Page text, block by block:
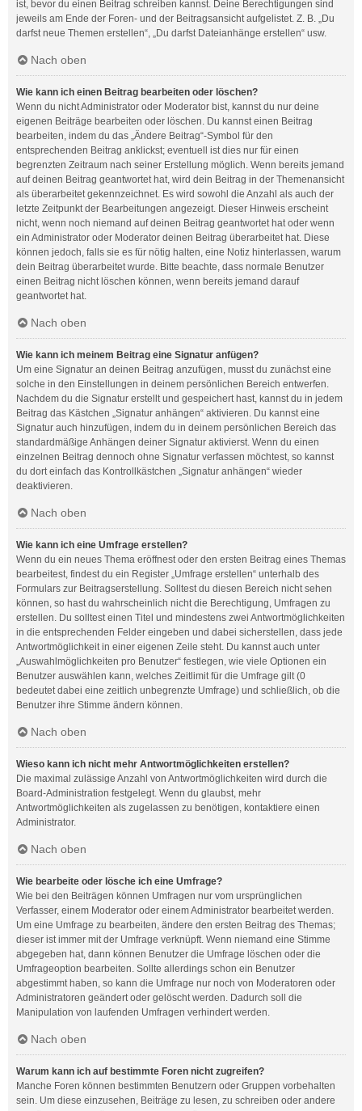
ist, bevor du einen Beitrag schreiben kannst. Deine Berechtigungen sind
jeweils am Ende der Foren- und der Beitragsansicht aufgelistet. Z. B. „Du
darfst neue Themen erstellen“, „Du darfst Dateianhänge erstellen“ usw.
Nach oben
Wie kann ich einen Beitrag bearbeiten oder löschen?
Wenn du nicht Administrator oder Moderator bist, kannst du nur deine
eigenen Beiträge bearbeiten oder löschen. Du kannst einen Beitrag
bearbeiten, indem du das „Ändere Beitrag“-Symbol für den
entsprechenden Beitrag anklickst; eventuell ist dies nur für einen
begrenzten Zeitraum nach seiner Erstellung möglich. Wenn bereits jemand
auf deinen Beitrag geantwortet hat, wird dein Beitrag in der Themenansicht
als überarbeitet gekennzeichnet. Es wird sowohl die Anzahl als auch der
letzte Zeitpunkt der Bearbeitungen angezeigt. Dieser Hinweis erscheint
nicht, wenn noch niemand auf deinen Beitrag geantwortet hat oder wenn
ein Administrator oder Moderator deinen Beitrag überarbeitet hat. Diese
können jedoch, falls sie es für nötig halten, eine Notiz hinterlassen, warum
dein Beitrag überarbeitet wurde. Bitte beachte, dass normale Benutzer
einen Beitrag nicht löschen können, wenn bereits jemand darauf
geantwortet hat.
Nach oben
Wie kann ich meinem Beitrag eine Signatur anfügen?
Um eine Signatur an deinen Beitrag anzufügen, musst du zunächst eine
solche in den Einstellungen in deinem persönlichen Bereich entwerfen.
Nachdem du die Signatur erstellt und gespeichert hast, kannst du in jedem
Beitrag das Kästchen „Signatur anhängen“ aktivieren. Du kannst eine
Signatur auch hinzufügen, indem du in deinem persönlichen Bereich das
standardmäßige Anhängen deiner Signatur aktivierst. Wenn du einen
einzelnen Beitrag dennoch ohne Signatur verfassen möchtest, so kannst
du dort einfach das Kontrollkästchen „Signatur anhängen“ wieder
deaktivieren.
Nach oben
Wie kann ich eine Umfrage erstellen?
Wenn du ein neues Thema eröffnest oder den ersten Beitrag eines Themas
bearbeitest, findest du ein Register „Umfrage erstellen“ unterhalb des
Formulars zur Beitragserstellung. Solltest du diesen Bereich nicht sehen
können, so hast du wahrscheinlich nicht die Berechtigung, Umfragen zu
erstellen. Du solltest einen Titel und mindestens zwei Antwortmöglichkeiten
in die entsprechenden Felder eingeben und dabei sicherstellen, dass jede
Antwortmöglichkeit in einer eigenen Zeile steht. Du kannst auch unter
„Auswahlmöglichkeiten pro Benutzer“ festlegen, wie viele Optionen ein
Benutzer auswählen kann, welches Zeitlimit für die Umfrage gilt (0
bedeutet dabei eine zeitlich unbegrenzte Umfrage) und schließlich, ob die
Benutzer ihre Stimme ändern können.
Nach oben
Wieso kann ich nicht mehr Antwortmöglichkeiten erstellen?
Die maximal zulässige Anzahl von Antwortmöglichkeiten wird durch die
Board-Administration festgelegt. Wenn du glaubst, mehr
Antwortmöglichkeiten als zugelassen zu benötigen, kontaktiere einen
Administrator.
Nach oben
Wie bearbeite oder lösche ich eine Umfrage?
Wie bei den Beiträgen können Umfragen nur vom ursprünglichen
Verfasser, einem Moderator oder einem Administrator bearbeitet werden.
Um eine Umfrage zu bearbeiten, ändere den ersten Beitrag des Themas;
dieser ist immer mit der Umfrage verknüpft. Wenn niemand eine Stimme
abgegeben hat, dann können Benutzer die Umfrage löschen oder die
Umfrageoption bearbeiten. Sollte allerdings schon ein Benutzer
abgestimmt haben, so kann die Umfrage nur noch von Moderatoren oder
Administratoren geändert oder gelöscht werden. Dadurch soll die
Manipulation von laufenden Umfragen verhindert werden.
Nach oben
Warum kann ich auf bestimmte Foren nicht zugreifen?
Manche Foren können bestimmten Benutzern oder Gruppen vorbehalten
sein. Um diese einzusehen, Beiträge zu lesen, zu schreiben oder andere